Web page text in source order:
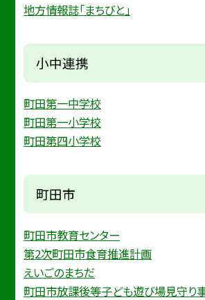
地方情報誌「まちびと」
小中連携
町田第一中学校
町田第一小学校
町田第四小学校
町田市
町田市教育センター
第2次町田市食育推進計画
えいごのまちだ
町田市放課後等子ども遊び場見守り事